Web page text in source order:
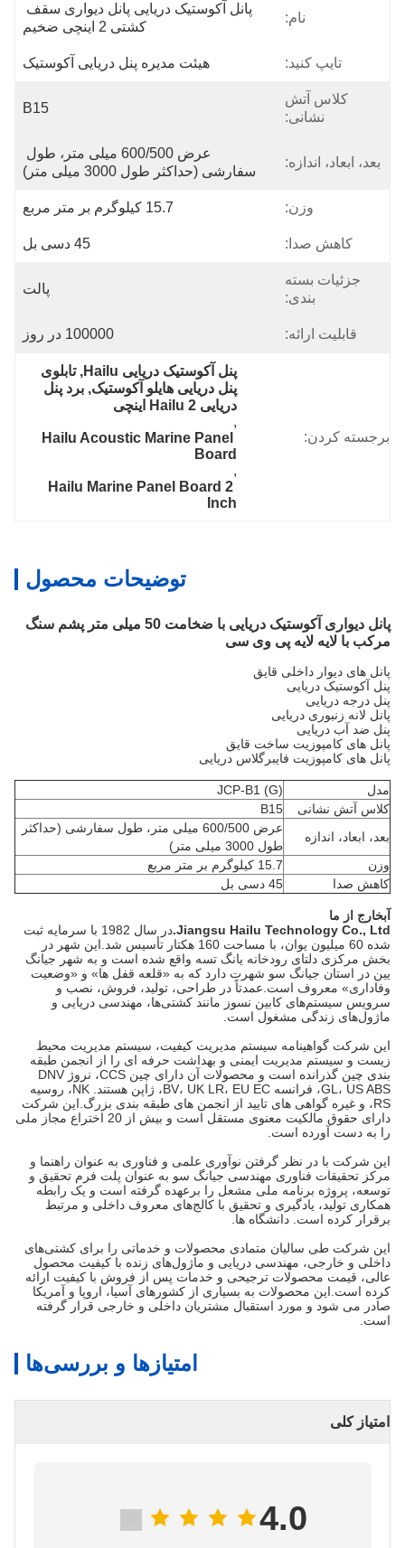
نام:
پانل آکوستیک دریایی پانل دیواری سقف
کشتی 2 اینچی ضخیم
تایپ کنید: هیئت مدیره پنل دریایی آکوستیک
کلاس آتش
نشانی:
B15
بعد، ابعاد، اندازه:
سفارشی (حداکثر طول 3000 میلی متر)
وزن: 15.7 کیلوگرم بر متر مربع
کاهش صدا: 45 دسی بل
جزئیات بسته
بندی:
پالت
قابلیت ارائه: 100000 در روز
برجسته کردن:
پنل آکوستیک دریایی Hailu, تابلوی
پنل دریایی هایلو آکوستیک, برد پنل
دریایی Hailu 2 اینچی
,
Hailu Acoustic Marine Panel
Board
,
Hailu Marine Panel Board 2
Inch
توضیحات محصول
پانل دیواری آکوستیک دریایی با ضخامت 50 میلی متر پشم سنگ
مرکب با لایه لایه پی وی سی
پانل های دیوار داخلی قایق
پنل آکوستیک دریایی
پنل درجه دریایی
پانل لانه زنبوری دریایی
پنل ضد آب دریایی
پانل های کامپوزیت ساخت قایق
پانل های کامپوزیت فایبرگلاس دریایی
مدل
JCP-B1 (G)
کلاس آتش نشانی
B15
بعد، ابعاد، اندازه
عرض 600/500 میلی متر، طول سفارشی (حداکثر
طول 3000 میلی متر)
وزن
15.7 کیلوگرم بر متر مربع
کاهش صدا
45 دسی بل
خارج از ما
Jiangsu Hailu Technology Co., Ltd.
در سال 1982 با سرمایه ثبت
شده 60 میلیون یوان، با مساحت 160 هکتار تأسیس شد.این شهر در
بخش مرکزی دلتای رودخانه یانگ تسه واقع شده است و به شهر جیانگ
یین در استان جیانگ سو شهرت دارد که به «قلعه قفل ها» و «وضعیت
وفاداری» معروف است.عمدتاً در طراحی، تولید، فروش، نصب و
سرویس سیستم‌های کابین نسوز مانند کشتی‌ها، مهندسی دریایی و
ماژول‌های زندگی مشغول است.
این شرکت گواهینامه سیستم مدیریت کیفیت، سیستم مدیریت محیط
زیست و سیستم مدیریت ایمنی و بهداشت حرفه ای را از انجمن طبقه
بندی چین گذرانده است و محصولات آن دارای چین CCS، نروژ DNV
GL، US ABS، فرانسه BV، UK LR، EU EC، ژاپن هستند. NK، روسیه
RS، و غیره گواهی های تایید از انجمن های طبقه بندی بزرگ.این شرکت
دارای حقوق مالکیت معنوی مستقل است و بیش از 20 اختراع مجاز ملی
را به دست آورده است.
این شرکت با در نظر گرفتن نوآوری علمی و فناوری به عنوان راهنما و
مرکز تحقیقات فناوری مهندسی جیانگ سو به عنوان پلت فرم تحقیق و
توسعه، پروژه برنامه ملی مشعل را برعهده گرفته است و یک رابطه
همکاری تولید، یادگیری و تحقیق با کالج‌های معروف داخلی و مرتبط
برقرار کرده است. دانشگاه ها.
این شرکت طی سالیان متمادی محصولات و خدماتی را برای کشتی‌های
داخلی و خارجی، مهندسی دریایی و ماژول‌های زنده با کیفیت محصول
عالی، قیمت محصولات ترجیحی و خدمات پس از فروش با کیفیت ارائه
کرده است.این محصولات به بسیاری از کشورهای آسیا، اروپا و آمریکا
صادر می شود و مورد استقبال مشتریان داخلی و خارجی قرار گرفته
است.
امتیازها و بررسی‌ها
امتیاز کلی
4.0